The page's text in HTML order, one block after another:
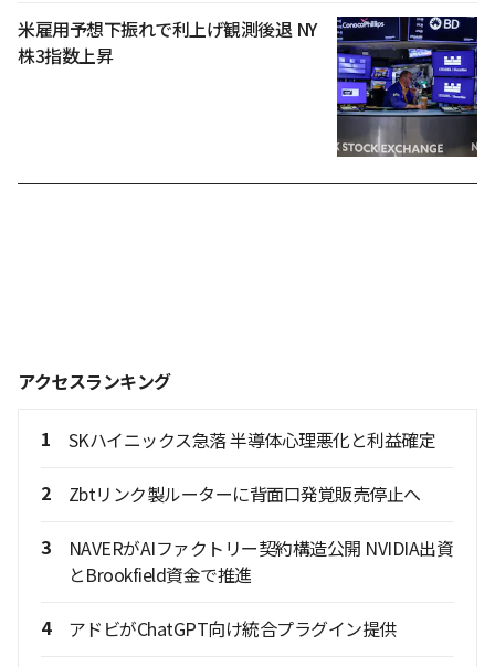
米雇用予想下振れで利上げ観測後退 NY
株3指数上昇
アクセスランキング
1 SKハイニックス急落 半導体心理悪化と利益確定
2 Zbtリンク製ルーターに背面口発覚販売停止へ
3
NAVERがAIファクトリー契約構造公開 NVIDIA出資
とBrookfield資金で推進
4 アドビがChatGPT向け統合プラグイン提供